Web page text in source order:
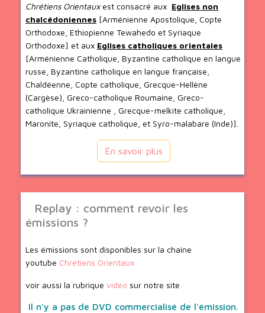
Chrétiens Orientauxest consacré aux Eglises non
chalcédoniennes [Arménienne Apostolique, Copte
Orthodoxe, Ethiopienne Tewahedo et Syriaque
Orthodoxe] et aux Eglises catholiques orientales
[Arménienne Catholique, Byzantine catholique en langue
russe, Byzantine catholique en langue française,
Chaldéenne, Copte catholique, Grecque-Hellène
(Cargèse), Greco-catholique Roumaine, Greco-
catholique Ukrainienne , Grecque-melkite catholique,
Maronite, Syriaque catholique, et Syro-malabare (Inde)].
En savoir plus
Replay : comment revoir les
émissions ?
Les émissions sont disponibles sur la chaine
youtube Chrétiens Orientaux
voir aussi la rubrique vidéo sur notre site
Il n'y a pas de DVD commercialisé de l'émission.